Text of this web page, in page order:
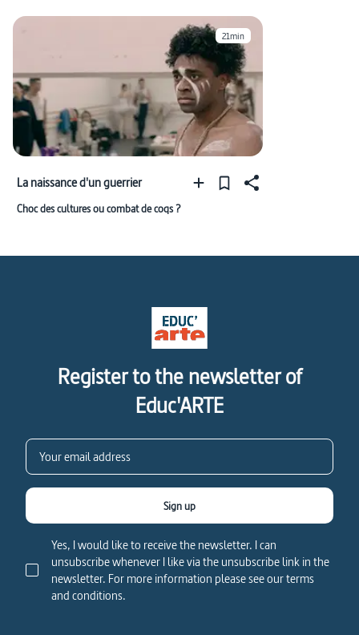
21min
La naissance d'un guerrier
Choc des cultures ou combat de coqs ?
Register to the newsletter of
Educ'ARTE
Yes, I would like to receive the newsletter. I can
unsubscribe whenever I like via the unsubscribe link in the
newsletter. For more information please see our terms
and conditions.
Sign up